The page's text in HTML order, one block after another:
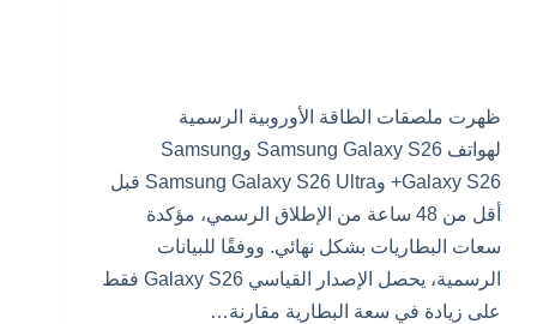
ظهرت ملصقات الطاقة الأوروبية الرسمية
لهواتف Samsung Galaxy S26 وSamsung
Galaxy S26+ وSamsung Galaxy S26 Ultra قبل
أقل من 48 ساعة من الإطلاق الرسمي، مؤكدة
سعات البطاريات بشكل نهائي. ووفقًا للبيانات
الرسمية، يحصل الإصدار القياسي Galaxy S26 فقط
على زيادة في سعة البطارية مقارنة…